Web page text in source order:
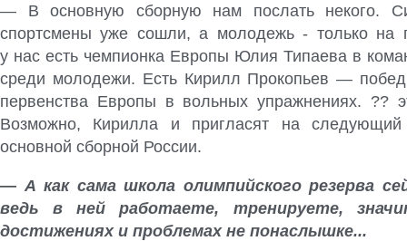
— В основную сборную нам послать некого.
спортсмены уже сошли, а молодежь ‑ только на
у нас есть чемпионка Европы Юлия Типаева в
среди молодежи. Есть Кирилл Прокопьев —
первенства Европы в вольных упражнениях. ??
Возможно, Кирилла и пригласят на
основной сборной России.
— А как сама школа олимпийского резерва
ведь в ней работаете, тренируете,
достижениях и проблемах не понаслышке...